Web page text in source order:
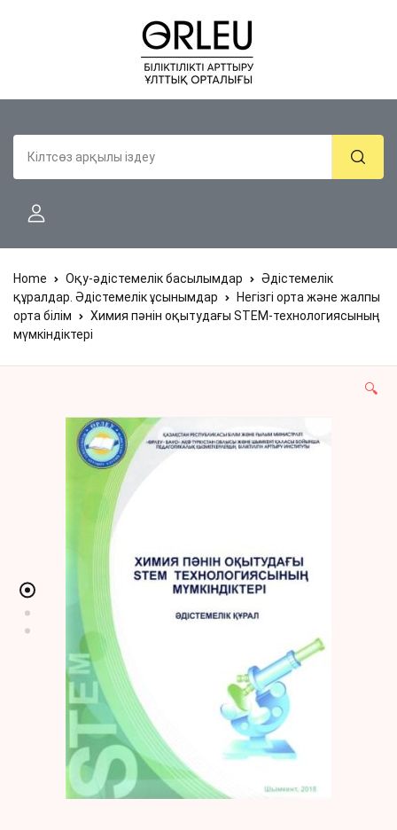
Home Оқу-әдістемелік басылымдар
Әдістемелік
құралдар. Әдістемелік ұсынымдар
Негізгі орта және жалпы
орта білім
Химия пәнін оқытудағы STEM-технологиясының
мүмкіндіктері
🔍